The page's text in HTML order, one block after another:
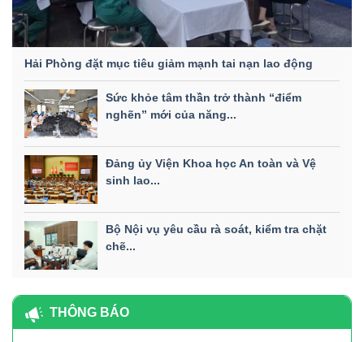
Hải Phòng đặt mục tiêu giảm mạnh tai nạn lao động
Sức khỏe tâm thần trở thành “điểm
nghẽn” mới của năng...
Đảng ủy Viện Khoa học An toàn và Vệ
sinh lao...
Bộ Nội vụ yêu cầu rà soát, kiểm tra chặt
chẽ...
THÔNG BÁO